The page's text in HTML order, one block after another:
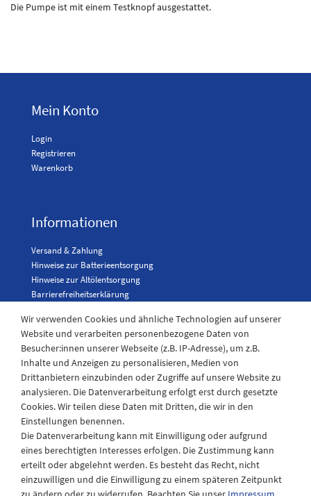
Die Pumpe ist mit einem Testknopf ausgestattet.
Mein Konto
Login
Registrieren
Warenkorb
Informationen
Versand & Zahlung
Hinweise zur Batterieentsorgung
Hinweise zur Altölentsorgung
Barrierefreiheitserklärung
Kontakt
Kontaktformular
Telefon: 04943-910921
Wir verwenden Cookies und ähnliche Technologien auf unserer
Website und verarbeiten personenbezogene Daten von
Besucher:innen unserer Webseite (z.B. IP-Adresse), um z.B.
Inhalte und Anzeigen zu personalisieren, Medien von
Drittanbietern einzubinden oder Zugriffe auf unsere Website zu
analysieren. Die Datenverarbeitung erfolgt erst durch gesetzte
Cookies. Wir teilen diese Daten mit Dritten, die wir in den
Einstellungen benennen.
Die Datenverarbeitung kann mit Einwilligung oder aufgrund
eines berechtigten Interesses erfolgen. Die Zustimmung kann
erteilt oder abgelehnt werden. Es besteht das Recht, nicht
einzuwilligen und die Einwilligung zu einem späteren Zeitpunkt